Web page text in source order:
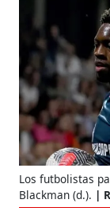
Los futbolistas
Blackman (d.).